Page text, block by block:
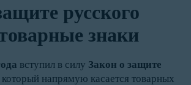
русского
знаки
вступил в силу Закон о защите
который напрямую касается товарных